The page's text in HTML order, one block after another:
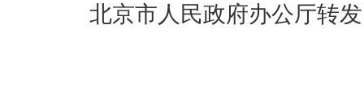
北京市人民政府办公厅转